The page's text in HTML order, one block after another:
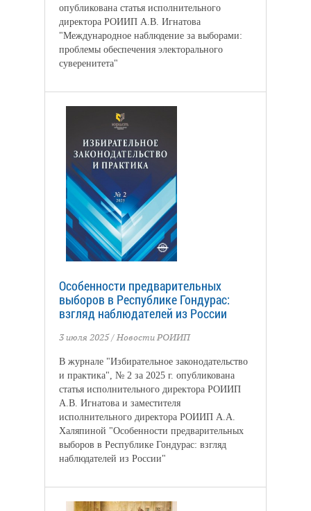
опубликована статья исполнительного
директора РОИИП А.В. Игнатова
"Международное наблюдение за выборами:
проблемы обеспечения электорального
суверенитета"
Особенности предварительных
выборов в Республике Гондурас:
взгляд наблюдателей из России
3 июля 2025/ Новости РОИИП
В журнале "Избирательное законодательство
и практика", № 2 за 2025 г. опубликована
статья исполнительного директора РОИИП
А.В. Игнатова и заместителя
исполнительного директора РОИИП А.А.
Халяпиной "Особенности предварительных
выборов в Республике Гондурас: взгляд
наблюдателей из России"